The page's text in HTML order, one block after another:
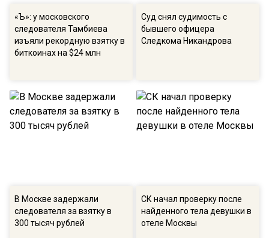
«Ъ»: у московского
следователя Тамбиева
изъяли рекордную взятку в
биткоинах на $24 млн
Суд снял судимость с
бывшего офицера
Следкома Никандрова
В Москве задержали
следователя за взятку в
300 тысяч рублей
СК начал проверку после
найденного тела девушки в
отеле Москвы